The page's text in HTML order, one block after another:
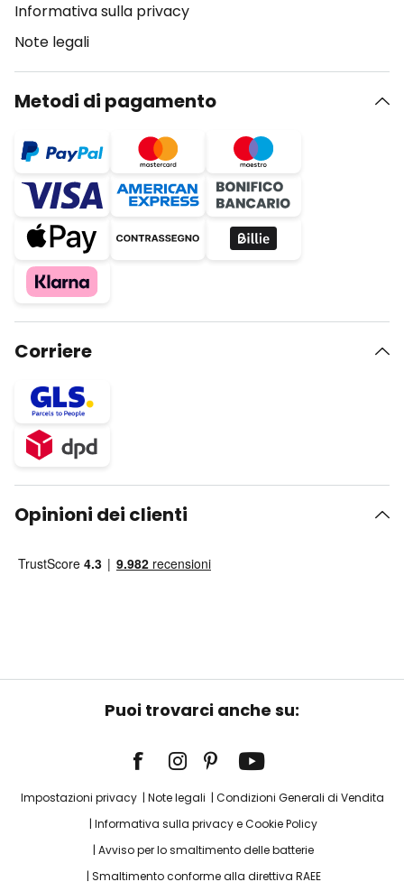
Informativa sulla privacy
Note legali
Metodi di pagamento
Corriere
Opinioni dei clienti
Puoi trovarci anche su:
Impostazioni privacy Note legali
Condizioni Generali di Vendita
Informativa sulla privacy e Cookie Policy
Avviso per lo smaltimento delle batterie
Smaltimento conforme alla direttiva RAEE